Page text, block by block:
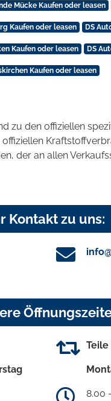
Mücke Kaufen oder leasen
Kaufen oder leasen DS
Kaufen oder leasen DS
Kaufen oder leasen
zu den offiziellen
der an allen
Kontakt zu uns:
Teile
8.00